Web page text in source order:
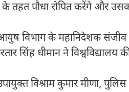
तहत पौधा रोपित करेंगे और
विभाग के महानिदेशक संजीव
सिंह धीमान ने विश्वविद्यालय
विश्राम कुमार मीणा, पुलिस